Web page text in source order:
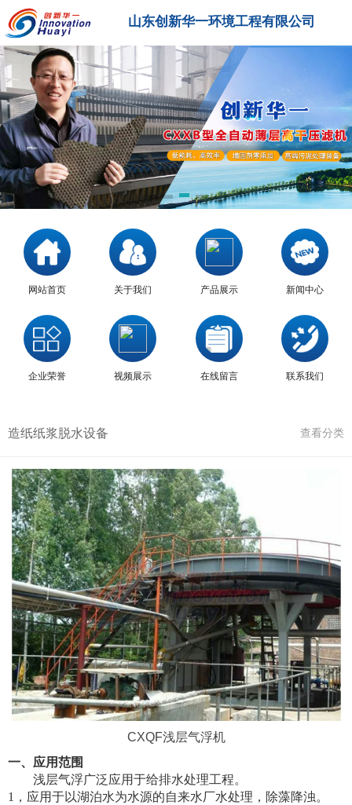
山东创新华一环境工程有限公司
网站首页 关于我们 产品展示 新闻中心
企业荣誉 视频展示 在线留言 联系我们
造纸纸浆脱水设备 查看分类
CXQF浅层气浮机
一、应用范围
浅层气浮广泛应用于给排水处理工程。
1，应用于以湖泊水为水源的自来水厂水处理，除藻降浊。